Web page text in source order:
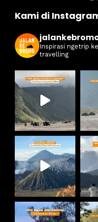
Kami di
Inspirasi ngetrip
travelling